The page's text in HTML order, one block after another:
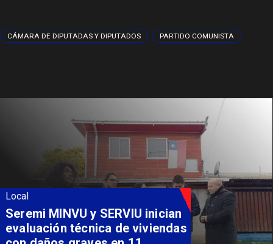
CÁMARA DE DIPUTADAS Y DIPUTADOS PARTIDO COMUNISTA
Local
Fondo Orasmi entrega apoyo a
familia de Romeral para
costear alimentación